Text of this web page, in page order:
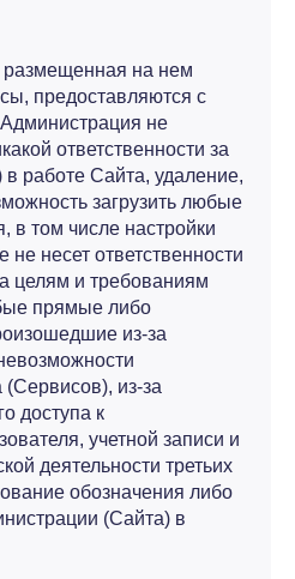
размещенная на нем
предоставляются с
не
ответственности за
работе Сайта, удаление,
загрузить любые
в том числе настройки
не несет ответственности
целям и требованиям
прямые либо
из-за
из-за
доступа к
учетной записи и
деятельности третьих
обозначения либо
(Сайта) в